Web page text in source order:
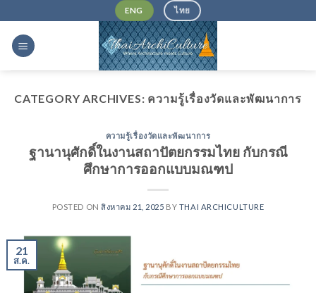
to
content
ENG ไทย
CATEGORY ARCHIVES: ความรู้เรื่องวัดและพัฒนาการ
ความรู้เรื่องวัดและพัฒนาการ
ฐานานุศักดิ์ในงานสถาปัตยกรรมไทย กับกรณี
ศึกษาการออกแบบมณฑป
POSTED ONสิงหาคม 21, 2025 BY THAI ARCHICULTURE
21
ส.ค.